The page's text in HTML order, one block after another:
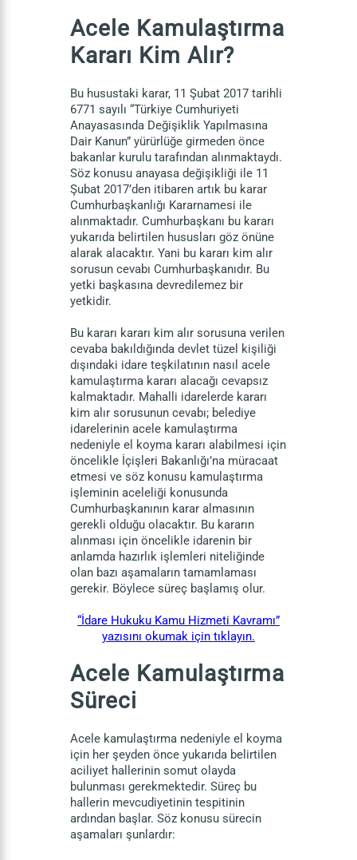
Acele Kamulaştırma
Kararı Kim Alır?
Bu husustaki karar, 11 Şubat 2017 tarihli
6771 sayılı “Türkiye Cumhuriyeti
Anayasasında Değişiklik Yapılmasına
Dair Kanun” yürürlüğe girmeden önce
bakanlar kurulu tarafından alınmaktaydı.
Söz konusu anayasa değişikliği ile 11
Şubat 2017’den itibaren artık bu karar
Cumhurbaşkanlığı Kararnamesi ile
alınmaktadır. Cumhurbaşkanı bu kararı
yukarıda belirtilen hususları göz önüne
alarak alacaktır. Yani bu kararı kim alır
sorusun cevabı Cumhurbaşkanıdır. Bu
yetki başkasına devredilemez bir
yetkidir.
Bu kararı kararı kim alır sorusuna verilen
cevaba bakıldığında devlet tüzel kişiliği
dışındaki idare teşkilatının nasıl acele
kamulaştırma kararı alacağı cevapsız
kalmaktadır. Mahalli idarelerde kararı
kim alır sorusunun cevabı; belediye
idarelerinin acele kamulaştırma
nedeniyle el koyma kararı alabilmesi için
öncelikle İçişleri Bakanlığı’na müracaat
etmesi ve söz konusu kamulaştırma
işleminin aceleliği konusunda
Cumhurbaşkanının karar almasının
gerekli olduğu olacaktır. Bu kararın
alınması için öncelikle idarenin bir
anlamda hazırlık işlemleri niteliğinde
olan bazı aşamaların tamamlaması
gerekir. Böylece süreç başlamış olur.
“İdare Hukuku Kamu Hizmeti Kavramı”
yazısını okumak için tıklayın.
Acele Kamulaştırma
Süreci
Acele kamulaştırma nedeniyle el koyma
için her şeyden önce yukarıda belirtilen
aciliyet hallerinin somut olayda
bulunması gerekmektedir. Süreç bu
hallerin mevcudiyetinin tespitinin
ardından başlar. Söz konusu sürecin
aşamaları şunlardır: